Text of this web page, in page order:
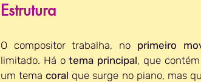
Estrutura
O compositor trabalha, no primeiro
limitado. Há o tema principal, que
um tema coral que surge no piano, mas